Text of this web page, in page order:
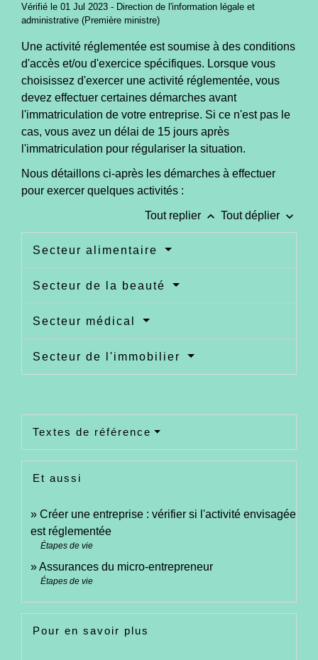
Vérifié le 01 Jul 2023 - Direction de l'information légale et
administrative (Première ministre)
Une activité réglementée est soumise à des conditions
d'accès et/ou d'exercice spécifiques. Lorsque vous
choisissez d'exercer une activité réglementée, vous
devez effectuer certaines démarches avant
l'immatriculation de votre entreprise. Si ce n'est pas le
cas, vous avez un délai de 15 jours après
l'immatriculation pour régulariser la situation.
Nous détaillons ci-après les démarches à effectuer
pour exercer quelques activités :
Tout replier keyboard_arrow_up Tout déplier keyboard_arrow_down
Secteur alimentaire
Secteur de la beauté
Secteur médical
Secteur de l'immobilier
Textes de référence
Et aussi
Créer une entreprise : vérifier si l'activité envisagée
est réglementée
Étapes de vie
Assurances du micro-entrepreneur
Étapes de vie
Pour en savoir plus